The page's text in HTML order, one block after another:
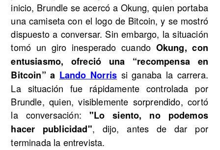
inicio, Brundle se acercó a Okung, quien portaba
una camiseta con el logo de Bitcoin, y se mostró
dispuesto a conversar. Sin embargo, la situación
tomó un giro inesperado cuando Okung, con
entusiasmo, ofreció una “recompensa en
Bitcoin” a Lando Norris si ganaba la carrera.
La situación fue rápidamente controlada por
Brundle, quien, visiblemente sorprendido, cortó
la conversación: "Lo siento, no podemos
hacer publicidad", dijo, antes de dar por
terminada la entrevista.